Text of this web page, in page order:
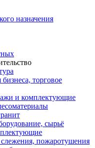
назначения
торговое
и комплектующие
сырьё
пожаротушения